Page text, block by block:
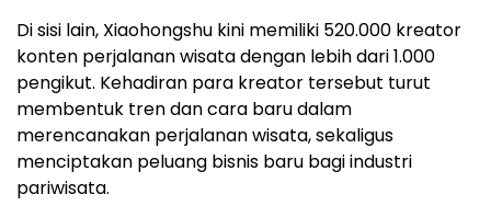
Di sisi lain, Xiaohongshu kini memiliki 520.000 kreator
konten perjalanan wisata dengan lebih dari 1.000
pengikut. Kehadiran para kreator tersebut turut
membentuk tren dan cara baru dalam
merencanakan perjalanan wisata, sekaligus
menciptakan peluang bisnis baru bagi industri
pariwisata.